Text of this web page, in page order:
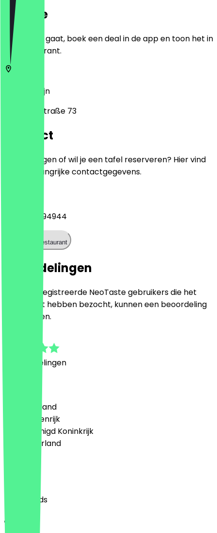
Locatie
Voordat je gaat, boek een deal in de app en toon het in
het restaurant.
Berlijn
Leonorenstraße 73
Contact
Heb je vragen of wil je een tafel reserveren? Hier vind
je alle belangrijke contactgegevens.
+493063494944
Bel het restaurant
Beoordelingen
Alleen geregistreerde NeoTaste gebruikers die het
restaurant hebben bezocht, kunnen een beoordeling
achterlaten.
Beoordelingen
🇩🇪 Duitsland
🇦🇹 Oostenrijk
🇬🇧 Verenigd Koninkrijk
🇳🇱 Nederland
English
Nederlands
Over